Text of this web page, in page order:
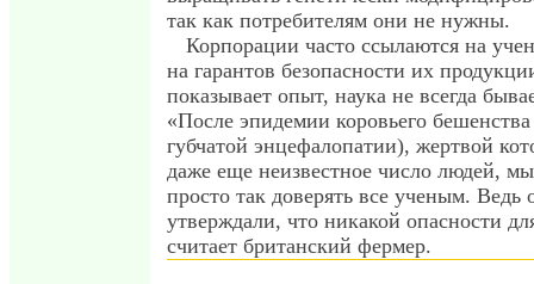
так как потребителям они не нужны.
Корпорации часто ссылаются на
на гарантов безопасности их
показывает опыт, наука не всегда
«После эпидемии коровьего
губчатой энцефалопатии), жертвой
даже еще неизвестное число людей,
просто так доверять все ученым. Ведь
утверждали, что никакой опасности
считает британский фермер.